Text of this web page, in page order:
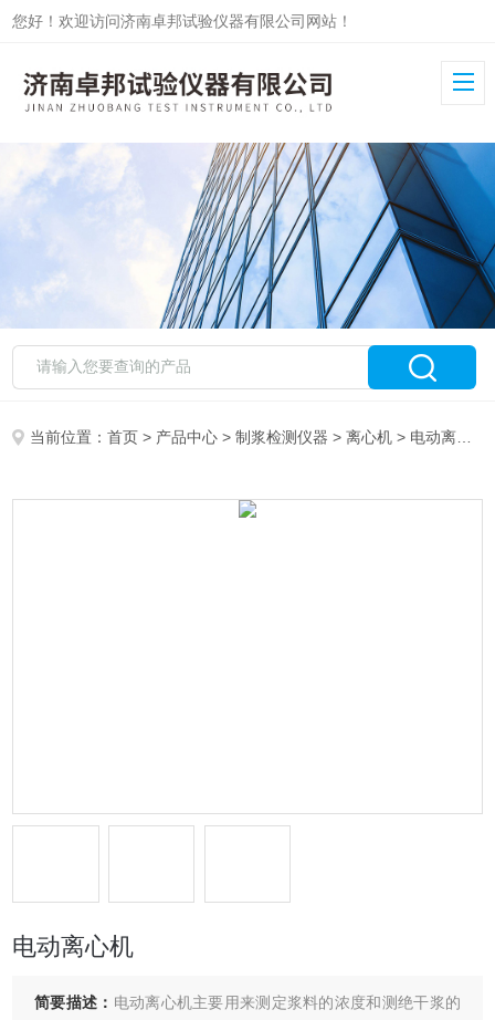
您好！欢迎访问济南卓邦试验仪器有限公司网站！
当前位置：首页 > 产品中心 >制浆检测仪器 >离心机 > 电动离心机
电动离心机
简要描述： 电动离心机主要用来测定浆料的浓度和测绝干浆的